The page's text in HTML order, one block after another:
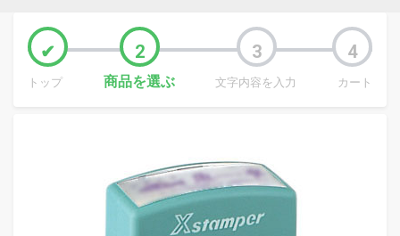
トップ 商品を選ぶ 文字内容を入力 カート